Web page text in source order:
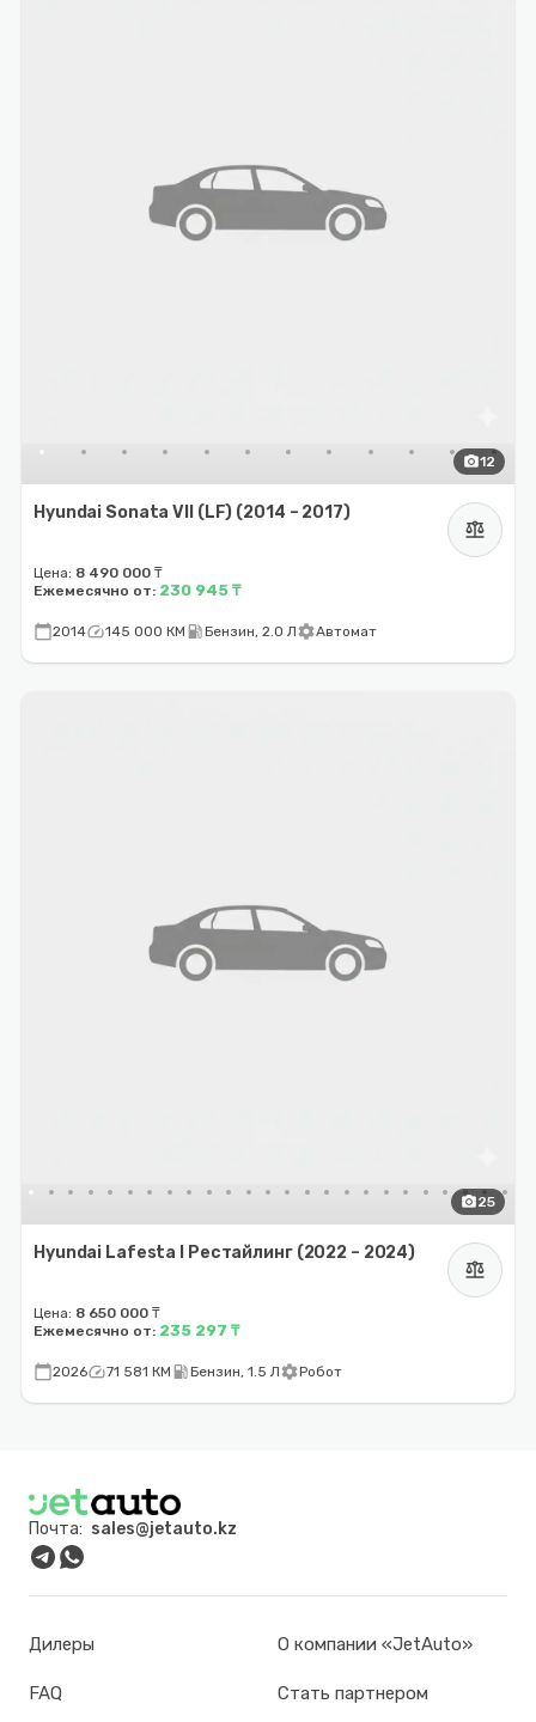
photo_camera12
Hyundai Sonata VII (LF) (2014 – 2017)
balance
Цена: 8 490 000 ₸
Ежемесячно от: 230 945 ₸
calendar_today2014speed145 000 КМ local_gas_stationБензин, 2.0 ЛsettingsАвтомат
photo_camera25
Hyundai Lafesta I Рестайлинг (2022 – 2024)
balance
Цена: 8 650 000 ₸
Ежемесячно от: 235 297 ₸
calendar_today2026speed71 581 КМ local_gas_stationБензин, 1.5 ЛsettingsРобот
Почта: sales@jetauto.kz
Дилеры О компании «JetAuto»
FAQ Стать партнером